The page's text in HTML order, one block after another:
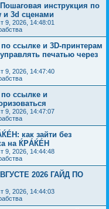
инструкция по
и 3d сценами
9, 2026, 14:48:01
ссылке и 3D-принтерам
печатью через
9, 2026, 14:47:40
ссылке и
9, 2026, 14:47:07
как зайти без
на ЌРÁЌÉH
9, 2026, 14:44:48
2026 ГАЙД ПО
9, 2026, 14:44:03